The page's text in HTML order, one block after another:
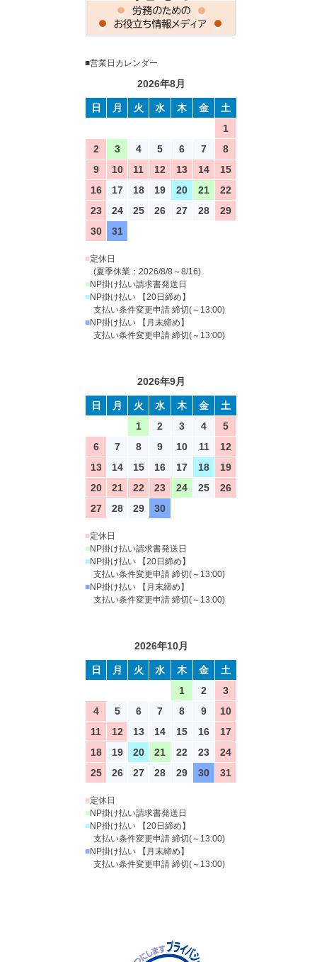
■営業日カレンダー
2026年8月
日 月 火 水 木 金
土
1
2
3 4 5 6 7
8
9
10 11 12 13 14
15
16
17 18 19 20 21
22
23
24 25 26 27 28
29
30
31
■定休日
(夏季休業：2026/8/8～8/16)
■NP掛け払い請求書発送日
■NP掛け払い 【20日締め】
支払い条件変更申請 締切(～13:00)
■NP掛け払い 【月末締め】
支払い条件変更申請 締切(～13:00)
2026年9月
日 月 火 水 木 金
土
1
2 3 4
5
6
7 8 9 10 11
12
13
14 15 16 17 18
19
20
21 22 23 24 25
26
27
28 29 30
■定休日
■NP掛け払い請求書発送日
■NP掛け払い 【20日締め】
支払い条件変更申請 締切(～13:00)
■NP掛け払い 【月末締め】
支払い条件変更申請 締切(～13:00)
2026年10月
日 月 火 水 木 金
土
1
2
3
4
5 6 7 8 9
10
11
12 13 14 15 16
17
18
19 20 21 22 23
24
25
26 27 28 29 30 31
■定休日
■NP掛け払い請求書発送日
■NP掛け払い 【20日締め】
支払い条件変更申請 締切(～13:00)
■NP掛け払い 【月末締め】
支払い条件変更申請 締切(～13:00)